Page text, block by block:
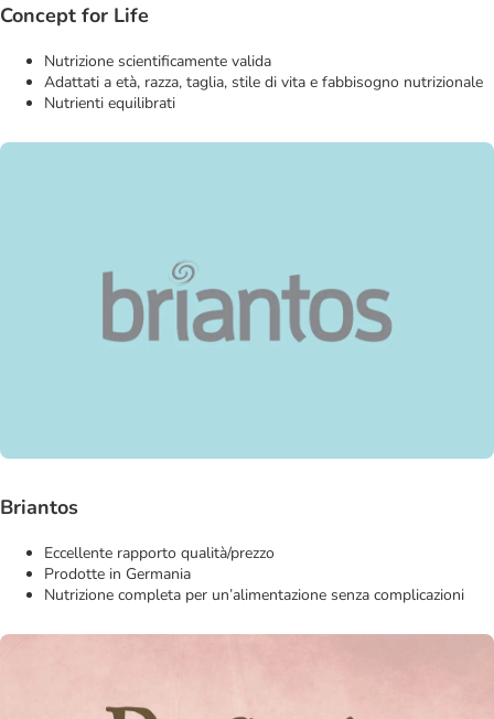
Concept for Life
Nutrizione scientificamente valida
Adattati a età, razza, taglia, stile di vita e fabbisogno nutrizionale
Nutrienti equilibrati
Briantos
Eccellente rapporto qualità/prezzo
Prodotte in Germania
Nutrizione completa per un’alimentazione senza complicazioni